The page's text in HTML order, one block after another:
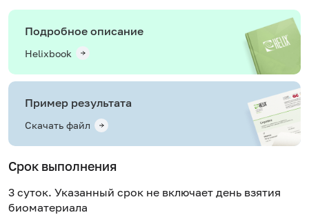
Подробное описание
Helixbook
Пример результата
Скачать файл
Срок выполнения
3 суток. Указанный срок не включает день взятия
биоматериала